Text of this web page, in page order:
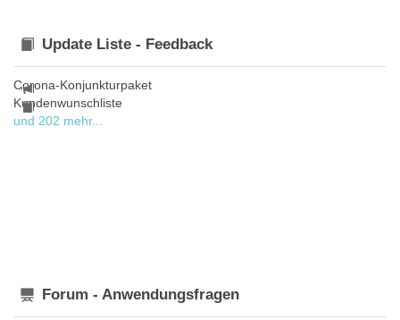
Update Liste - Feedback
Corona-Konjunkturpaket
Kundenwunschliste
und 202 mehr...
Forum - Anwendungsfragen